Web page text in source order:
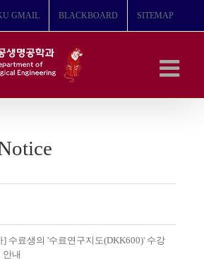
GMAIL BLACKBOARD SITEMAP
] 수료생의 '수료연구지도(DKK600)' 수강
안내